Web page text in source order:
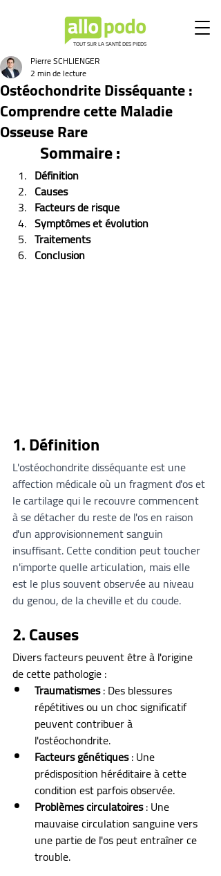
TOUT SUR LA SANTÉ DES PIEDS
Ostéochondrite Disséquante :
Comprendre cette Maladie
Osseuse Rare
Pierre SCHLIENGER
2 min de lecture
Sommaire :
Définition
Causes
Facteurs de risque
Symptômes et évolution
Traitements
Conclusion
1. Définition
L'ostéochondrite disséquante est une
affection médicale où un fragment d'os et
le cartilage qui le recouvre commencent
à se détacher du reste de l'os en raison
d'un approvisionnement sanguin
insuffisant. Cette condition peut toucher
n'importe quelle articulation, mais elle
est le plus souvent observée au niveau
du genou, de la cheville et du coude.
2. Causes
Divers facteurs peuvent être à l'origine
de cette pathologie :
Traumatismes : Des blessures
répétitives ou un choc significatif
peuvent contribuer à
l'ostéochondrite.
Facteurs génétiques : Une
prédisposition héréditaire à cette
condition est parfois observée.
Problèmes circulatoires : Une
mauvaise circulation sanguine vers
une partie de l'os peut entraîner ce
trouble.